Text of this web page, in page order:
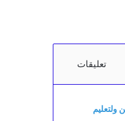
تعليقات
ولتعليم